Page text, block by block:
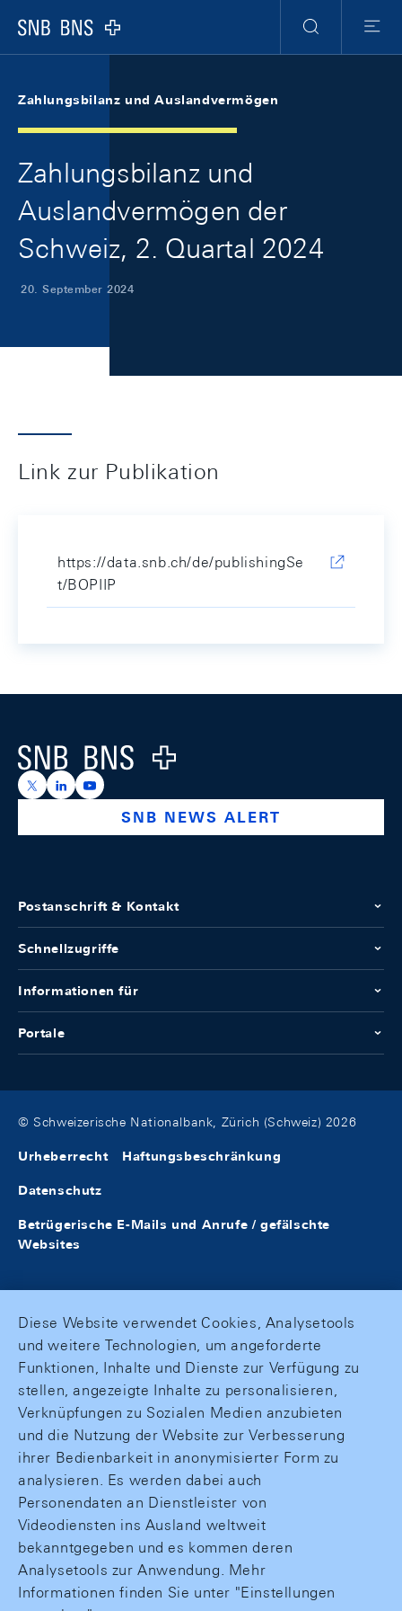
Logo
Suche
Menu
Zahlungsbilanz und Auslandvermögen
Zahlungsbilanz und
Auslandvermögen der
Schweiz, 2. Quartal 2024
20. September 2024
Link zur Publikation
https://data.snb.ch/de/publishingSe
t/BOPIIP
Logo
https://x.com/snb_bns
https://ch.linkedin.com/company/swiss-national-
https://www.youtube.com/@swissnationalbank
SNB NEWS ALERT
Postanschrift & Kontakt
Schnellzugriffe
Informationen für
Portale
© Schweizerische Nationalbank, Zürich (Schweiz) 2026
Urheberrecht Haftungsbeschränkung
Datenschutz
Betrügerische E-Mails und Anrufe / gefälschte
Websites
Diese Website verwendet Cookies, Analysetools
und weitere Technologien, um angeforderte
Funktionen, Inhalte und Dienste zur Verfügung zu
stellen, angezeigte Inhalte zu personalisieren,
Verknüpfungen zu Sozialen Medien anzubieten
und die Nutzung der Website zur Verbesserung
ihrer Bedienbarkeit in anonymisierter Form zu
analysieren. Es werden dabei auch
Personendaten an Dienstleister von
Videodiensten ins Ausland weltweit
bekanntgegeben und es kommen deren
Analysetools zur Anwendung. Mehr
Informationen finden Sie unter "Einstellungen